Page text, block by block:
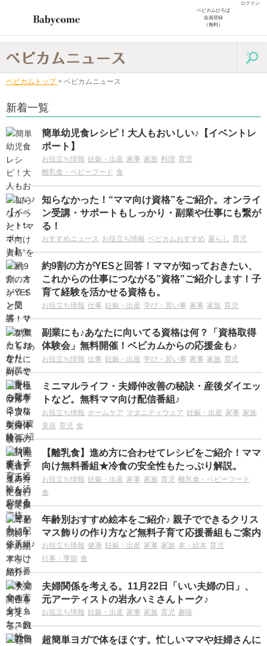
ログイン
ベビカムひろば
会員登録
（無料）
ベビカムトップ > ベビカムニュース
新着一覧
簡単幼児食レシピ！大人もおいしい♪【イベントレ
ポート】
お役立ち情報 妊娠・出産 家事 家族 料理 育児
離乳食・ベビーフード 食
知らなかった！“ママ向け資格”をご紹介。オンライ
ン受講・サポートもしっかり・副業や仕事にも繋が
る！
おすすめニュース お役立ち情報 ベビカムおすすめ 暮らし 育児
約9割の方がYESと回答！ママが知っておきたい、
これからの仕事につながる”資格”ご紹介します！子
育て経験を活かせる資格も。
お役立ち情報 仕事 妊娠・出産 学び・習い事 家事 家族 育児
副業にも♪あなたに向いてる資格は何？「資格取得
体験会」無料開催！ベビカムからの応援金も♪
お役立ち情報 仕事 妊娠・出産 学び・習い事 家事 家族 育児
ミニマルライフ・夫婦仲改善の秘訣・産後ダイエッ
トなど。無料ママ向け配信番組♪
お役立ち情報 ホームケア マタニティウェア 妊娠・出産 家事 家族
美容 育児 食
【離乳食】進め方に合わせてレシピをご紹介！ママ
向け無料番組★冷食の安全性もたっぷり解説。
お役立ち情報 妊娠・出産 家事 家族 育児 離乳食・ベビーフード
食
年齢別おすすめ絵本をご紹介♪ 親子でできるクリス
マス飾りの作り方など無料子育て応援番組もご案内
お役立ち情報 健康 妊娠・出産 家事 家族 本・絵本 育児
行事・季節 食
夫婦関係を考える。11月22日「いい夫婦の日」、
元アーティストの岩永ハミさんトーク♪
お役立ち情報 妊娠・出産 家事 家族 育児 趣味
超簡単ヨガで体をほぐす。忙しいママや妊婦さんに